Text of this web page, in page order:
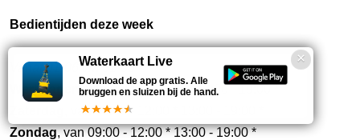
Bedientijden deze week
Vanaf 01-06 t/m 31-08
Werkdagen, van 09:00 - 12:00 * 13:00 - 19:00 *
, van 09:00 - 12:00 * 13:00 - 19:00 *
Zondag, van 09:00 - 12:00 * 13:00 - 19:00 *
Waterkaart Live
Download de app gratis. Alle
bruggen en sluizen bij de hand.